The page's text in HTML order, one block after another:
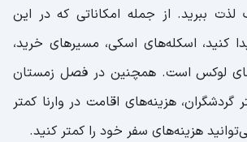
ببرید. از جمله امکاناتی که در این
کنید، اسکله‌های اسکی، مسیرهای خرید،
لوکس است. همچنین در فصل زمستان
هزینه‌های اقامت در وارنا کمتر
هزینه‌های سفر خود را کمتر کنید.